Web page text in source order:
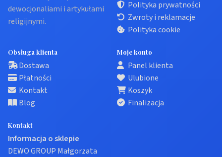
dewocjonaliami i artykułami
religijnymi.
Polityka prywatności
Zwroty i reklamacje
Polityka cookie
Obsługa klienta
Dostawa
Płatności
Kontakt
Blog
Moje konto
Panel klienta
Ulubione
Koszyk
Finalizacja
Kontakt
Informacja o sklepie
DEWO GROUP Małgorzata